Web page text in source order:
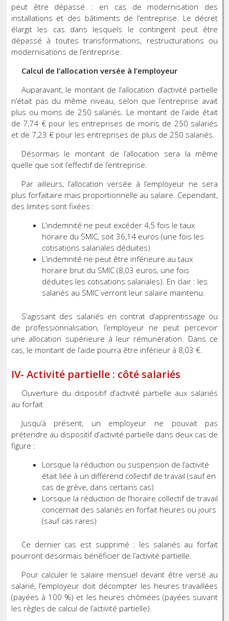
peut être dépassé : en cas de modernisation des
installations et des bâtiments de l’entreprise. Le décret
élargit les cas dans lesquels le contingent peut être
dépassé à toutes transformations, restructurations ou
modernisations de l’entreprise.
Calcul de l’allocation versée à l’employeur
Auparavant, le montant de l’allocation d’activité partielle
n’était pas du même niveau, selon que l’entreprise avait
plus ou moins de 250 salariés. Le montant de l’aide était
de 7,74 € pour les entreprises de moins de 250 salariés
et de 7,23 € pour les entreprises de plus de 250 salariés.
Désormais le montant de l’allocation sera la même
quelle que soit l’effectif de l’entreprise.
Par ailleurs, l’allocation versée à l’employeur ne sera
plus forfaitaire mais proportionnelle au salaire. Cependant,
des limites sont fixées :
L’indemnité ne peut excéder 4,5 fois le taux
horaire du SMIC, soit 36,14 euros (une fois les
cotisations salariales déduites)
L’indemnité ne peut être inférieure au taux
horaire brut du SMIC (8,03 euros, une fois
déduites les cotisations salariales). En clair : les
salariés au SMIC verront leur salaire maintenu.
S’agissant des salariés en contrat d’apprentissage ou
de professionnalisation, l’employeur ne peut percevoir
une allocation supérieure à leur rémunération. Dans ce
cas, le montant de l’aide pourra être inférieur à 8,03 €.
IV- Activité partielle : côté salariés
Ouverture du dispositif d’activité partielle aux salariés
au forfait
Jusqu’à présent, un employeur ne pouvait pas
prétendre au dispositif d’activité partielle dans deux cas de
figure :
Lorsque la réduction ou suspension de l’activité
était liée à un différend collectif de travail (sauf en
cas de grève, dans certains cas)
Lorsque la réduction de l’horaire collectif de travail
concernait des salariés en forfait heures ou jours
(sauf cas rares)
Ce dernier cas est supprimé : les salariés au forfait
pourront désormais bénéficier de l’activité partielle.
Pour calculer le salaire mensuel devant être versé au
salarié, l’employeur doit décompter les heures travaillées
(payées à 100 %) et les heures chômées (payées suivant
les règles de calcul de l’activité partielle).